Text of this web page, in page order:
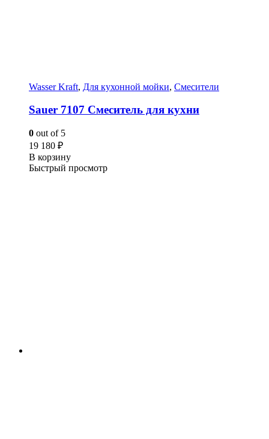
Wasser Kraft, Для кухонной мойки, Смесители
Sauer 7107 Смеситель для кухни
0 out of 5
19 180 ₽
В корзину
Быстрый просмотр